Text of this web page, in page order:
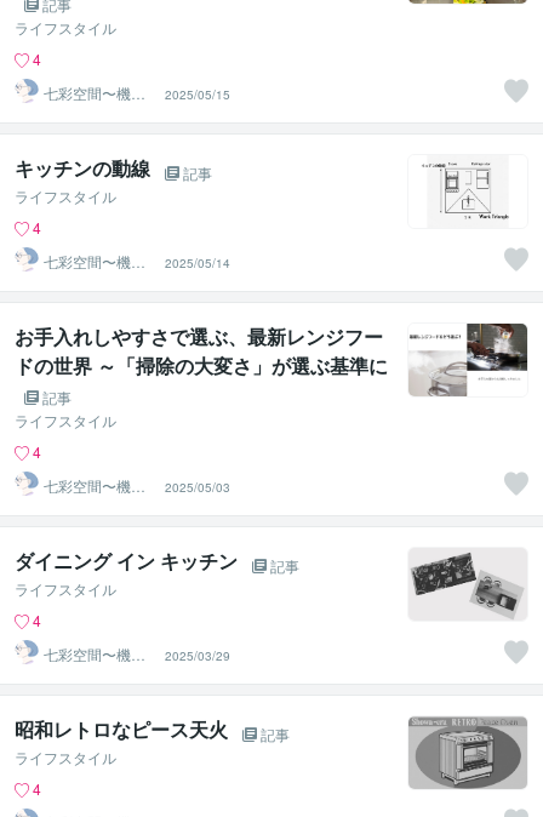
記事
ライフスタイル
4
七彩空間〜機器
のプロによるキ
ッチン相談
2025/05/15
キッチンの動線
記事
ライフスタイル
4
七彩空間〜機器
のプロによるキ
ッチン相談
2025/05/14
お手入れしやすさで選ぶ、最新レンジフー
ドの世界 ～「掃除の大変さ」が選ぶ基準に
なる時代に～
記事
ライフスタイル
4
七彩空間〜機器
のプロによるキ
ッチン相談
2025/05/03
ダイニング イン キッチン
記事
ライフスタイル
4
七彩空間〜機器
のプロによるキ
ッチン相談
2025/03/29
昭和レトロなピース天火
記事
ライフスタイル
4